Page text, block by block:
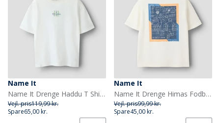
Name It
Name It Drenge Haddu T Shirt Cloud Dancer
Vejl. pris119,99 kr.
Spare65,00 kr.
Name It
Name It Drenge Himas Fodbold T Shirt Cloud Dancer
Vejl. pris99,99 kr.
Spare45,00 kr.